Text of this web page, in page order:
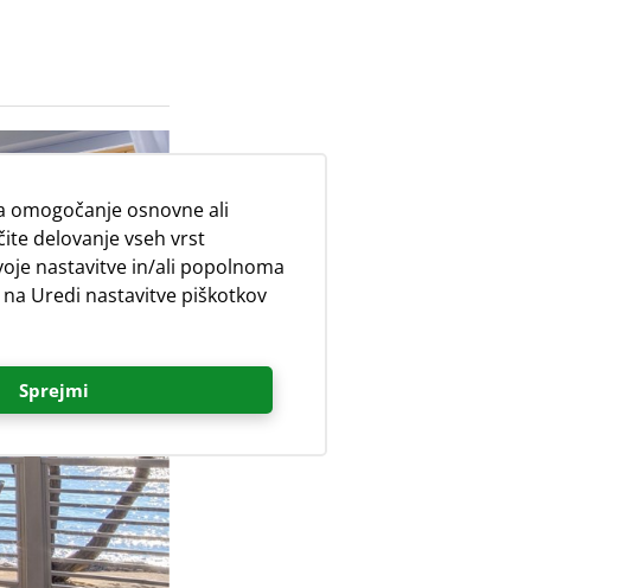
omogočanje osnovne ali
delovanje vseh vrst
nastavitve in/ali popolnoma
Uredi nastavitve piškotkov
Sprejmi